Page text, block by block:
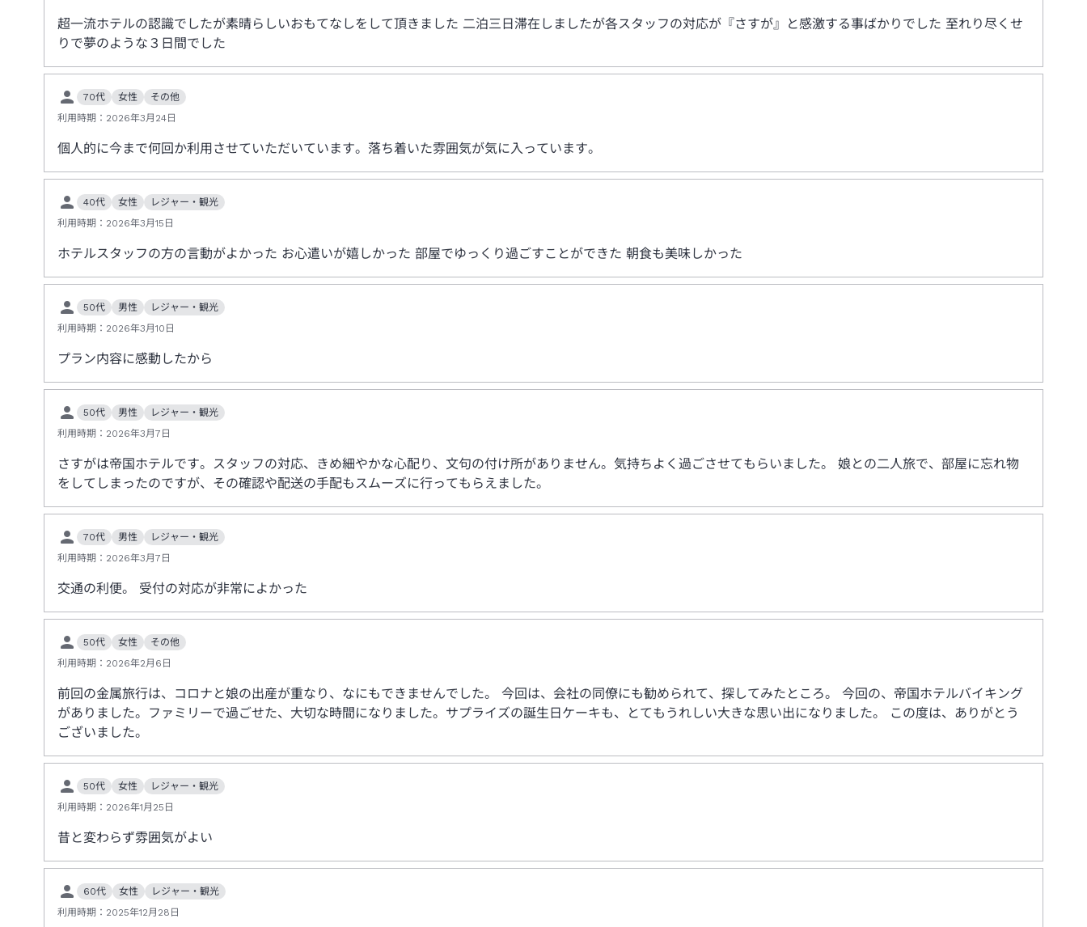
超一流ホテルの認識でしたが素晴らしいおもてなしをして頂きました 二泊三日滞在しましたが各スタッフの対応が『さすが』と感激する事ばかりでした 至れり尽くせ
りで夢のような３日間でした
70代 女性
その他
利用時期： 2026年3月24日
個人的に今まで何回か利用させていただいています。落ち着いた雰囲気が気に入っています。
40代 女性
レジャー・観光
利用時期： 2026年3月15日
ホテルスタッフの方の言動がよかった お心遣いが嬉しかった 部屋でゆっくり過ごすことができた 朝食も美味しかった
50代 男性
レジャー・観光
利用時期： 2026年3月10日
プラン内容に感動したから
50代 男性
レジャー・観光
利用時期： 2026年3月7日
さすがは帝国ホテルです。スタッフの対応、きめ細やかな心配り、文句の付け所がありません。気持ちよく過ごさせてもらいました。 娘との二人旅で、部屋に忘れ物
をしてしまったのですが、その確認や配送の手配もスムーズに行ってもらえました。
70代 男性
レジャー・観光
利用時期： 2026年3月7日
交通の利便。 受付の対応が非常によかった
50代 女性
その他
利用時期： 2026年2月6日
前回の金属旅行は、コロナと娘の出産が重なり、なにもできませんでした。 今回は、会社の同僚にも勧められて、探してみたところ。 今回の、帝国ホテルバイキング
がありました。ファミリーで過ごせた、大切な時間になりました。サプライズの誕生日ケーキも、とてもうれしい大きな思い出になりました。 この度は、ありがとう
ございました。
50代 女性
レジャー・観光
利用時期： 2026年1月25日
昔と変わらず雰囲気がよい
60代 女性
レジャー・観光
利用時期： 2025年12月28日